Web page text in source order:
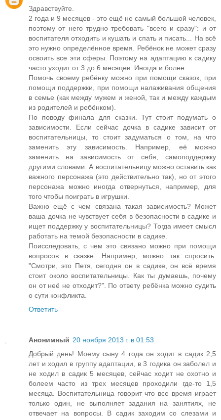
Здравствуйте.
2 года и 9 месяцев - это ещё не самый большой человек,
поэтому от него трудно требовать "всего и сразу": и от
воспитателя отходить и кушать и спать и писать... На всё
это нужно определённое время. Ребёнок не может сразу
освоить все эти сферы. Поэтому на адаптацию к садику
часто уходит от 3 до 6 месяцев. Иногда и более.
Помочь своему ребёнку можно при помощи сказок, при
помощи поддержки, при помощи налаживания общения
в семье (как между мужем и женой, так и между каждым
из родителей и ребёнком).
По поводу финала для сказки. Тут стоит подумать о
зависимости. Если сейчас дочка в садике зависит от
воспитательницы, то стоит задуматься о том, на что
заменить эту зависимость. Например, её можно
заменить на зависимость от себя, самоподдержку
другими словами. А воспитательницу можно оставить как
важного персонажа (это действительно так), но от этого
персонажа можно иногда отвернуться, например, для
того чтобы поиграть в игрушки.
Важно ещё с чем связана такая зависимость? Может
ваша дочка не чувствует себя в безопасности в садике и
ищет поддержку у воспитательницы? Тогда имеет смысл
работать на темой безопасности в садике.
Поисследовать, с чем это связано можно при помощи
вопросов в сказке. Например, можно так спросить:
"Смотри, это Петя, сегодня он в садике, он всё время
стоит около воспитательницы. Как ты думаешь, почему
он от неё не отходит?". По ответу ребёнка можно судить
о сути конфликта.
Ответить
Анонимный 20 ноября 2013 г. в 01:53
Добрый день! Моему сыну 4 года он ходит в садик 2,5
лет и ходил в группу адаптации, в 3 годика он заболел и
не ходил в садик 5 месяцев, сейчас ходит не охотно и
болеем часто из трех месяцев проходили где-то 1,5
месяца. Воспитательница говорит что все время играет
только один, не выполняет задания на занятиях, не
отвечает на вопросы. В садик заходим со слезами и